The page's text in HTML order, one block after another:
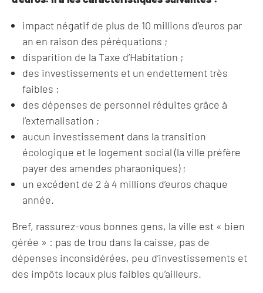
impact négatif de plus de 10 millions d’euros par
an en raison des péréquations ;
disparition de la Taxe d’Habitation ;
des investissements et un endettement très
faibles ;
des dépenses de personnel réduites grâce à
l’externalisation ;
aucun investissement dans la transition
écologique et le logement social (la ville préfère
payer des amendes pharaoniques) ;
un excédent de 2 à 4 millions d’euros chaque
année.
Bref, rassurez-vous bonnes gens, la ville est « bien
gérée » : pas de trou dans la caisse, pas de
dépenses inconsidérées, peu d’investissements et
des impôts locaux plus faibles qu’ailleurs.